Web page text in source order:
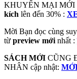
KHUYẾN MẠI MỚI
kích lên đến 30% :
Mời Bạn đọc cùng
từ preview mớinhất :
SÁCH MỚI CŨNG
NHÂN cập nhật: